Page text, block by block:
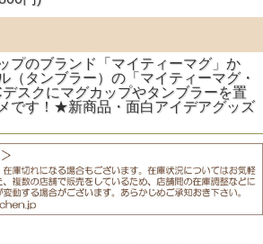
プのブランド「マイティーマグ」か
（タンブラー）の「マイティーマグ・
スクにマグカップやタンブラーを置
です！★新商品・面白アイデアグッズ